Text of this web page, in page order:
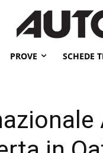
PROVE SCHEDE